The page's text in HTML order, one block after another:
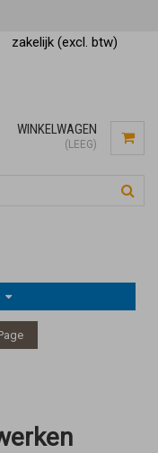
zakelijk (excl. btw)
WINKELWAGEN
(LEEG)